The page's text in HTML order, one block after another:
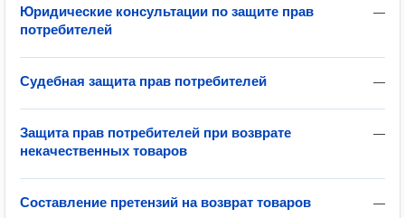
—
Юридические консультации по защите прав
потребителей
—
Судебная защита прав потребителей
—
Защита прав потребителей при возврате
некачественных товаров
—
Составление претензий на возврат товаров